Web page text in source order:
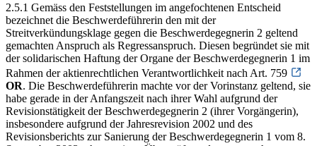
2.5.1 Gemäss den Feststellungen im angefochtenen Entscheid
bezeichnet die Beschwerdeführerin den mit der
Streitverkündungsklage gegen die Beschwerdegegnerin 2 geltend
gemachten Anspruch als Regressanspruch. Diesen begründet sie mit
der solidarischen Haftung der Organe der Beschwerdegegnerin 1 im
Rahmen der aktienrechtlichen Verantwortlichkeit nach Art. 759
OR. Die Beschwerdeführerin machte vor der Vorinstanz geltend, sie
habe gerade in der Anfangszeit nach ihrer Wahl aufgrund der
Revisionstätigkeit der Beschwerdegegnerin 2 (ihrer Vorgängerin),
insbesondere aufgrund der Jahresrevision 2002 und des
Revisionsberichts zur Sanierung der Beschwerdegegnerin 1 vom 8.